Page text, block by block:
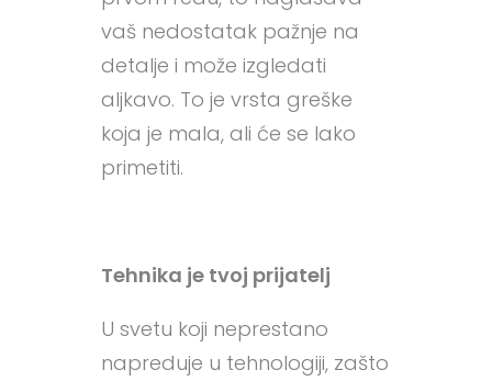
vaš nedostatak pažnje na
detalje i može izgledati
aljkavo. To je vrsta greške
koja je mala, ali će se lako
primetiti.
Tehnika je tvoj prijatelj
U svetu koji neprestano
napreduje u tehnologiji, zašto